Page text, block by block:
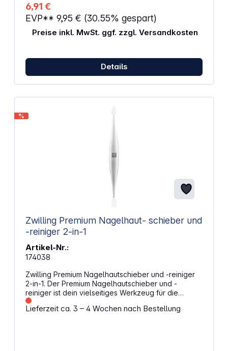
6,91 €
EVP** 9,95 € (30.55% gespart)
Preise inkl. MwSt. ggf. zzgl. Versandkosten
Details
%
Zwilling Premium Nagelhaut- schieber und
-reiniger 2-in-1
Artikel-Nr.:
174038
Zwilling Premium Nagelhautschieber und -reiniger
2-in-1. Der Premium Nagelhautschieber und -
reiniger ist dein vielseitiges Werkzeug für die
professionelle Pflege der Nagelränder und des
Nagelbetts. Mit zwei unterschiedlichen Spitzen –
Lieferzeit ca. 3 – 4 Wochen nach Bestellung